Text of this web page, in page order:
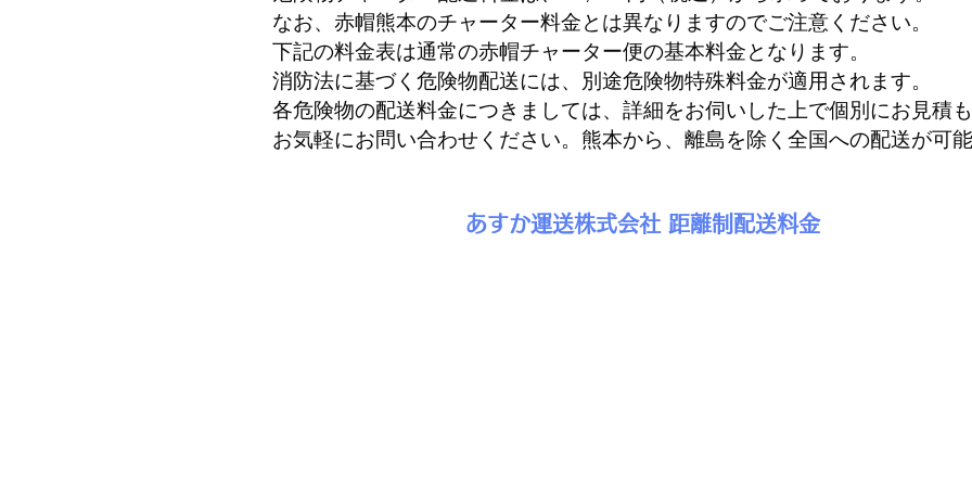
なお、赤帽熊本のチャーター料金とは異なりますのでご注意ください。
下記の料金表は通常の赤帽チャーター便の基本料金となります。
消防法に基づく危険物配送には、別途危険物特殊料金が適用されます。
各危険物の配送料金につきましては、詳細をお伺いした上で個別にお見積も
お気軽にお問い合わせください。 熊本から、離島を除く全国への配送が可能
あすか運送株式会社 距離制配送料金